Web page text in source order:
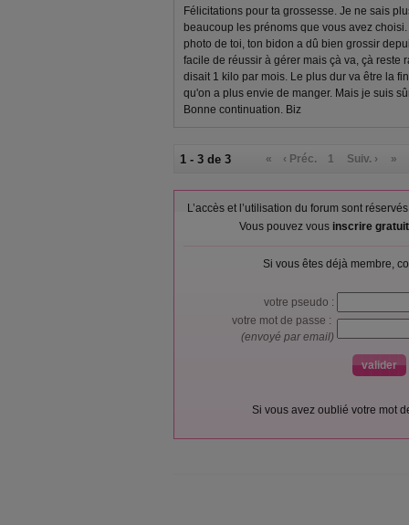
Félicitations pour ta grossesse. Je ne sais
beaucoup les prénoms que vous avez
photo de toi, ton bidon a dû bien grossir
facile de réussir à gérer mais çà va, çà reste
disait 1 kilo par mois. Le plus dur va être la
qu'on a plus envie de manger. Mais je suis
Bonne continuation. Biz
1 - 3 de 3 « ‹ Préc. 1 Suiv. › »
L’accès et l’utilisation du forum sont
Vous pouvez vous inscrire
Si vous êtes déjà membre,
votre pseudo :
votre mot de passe :
(envoyé par email)
Si vous avez oublié votre mot